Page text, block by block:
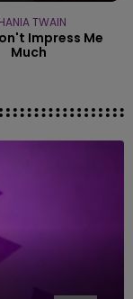
TWAIN
Impress Me
Much